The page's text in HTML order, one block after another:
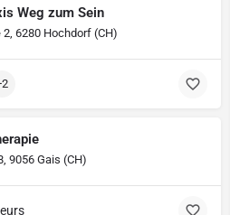
Weg zum Sein
6280 Hochdorf (CH)
9056 Gais (CH)